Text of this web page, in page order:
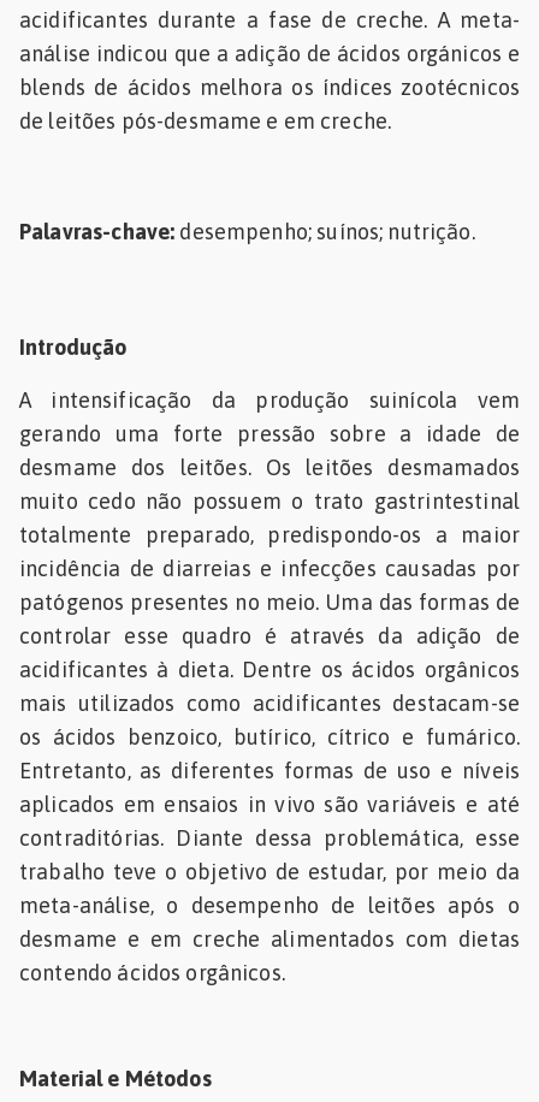
acidificantes durante a fase de creche. A meta-
análise indicou que a adição de ácidos orgánicos e
blends de ácidos melhora os índices zootécnicos
de leitões pós-desmame e em creche.
Palavras-chave: desempenho; suínos; nutrição.
Introdução
A intensificação da produção suinícola vem
gerando uma forte pressão sobre a idade de
desmame dos leitões. Os leitões desmamados
muito cedo não possuem o trato gastrintestinal
totalmente preparado, predispondo-os a maior
incidência de diarreias e infecções causadas por
patógenos presentes no meio. Uma das formas de
controlar esse quadro é através da adição de
acidificantes à dieta. Dentre os ácidos orgânicos
mais utilizados como acidificantes destacam-se
os ácidos benzoico, butírico, cítrico e fumárico.
Entretanto, as diferentes formas de uso e níveis
aplicados em ensaios in vivo são variáveis e até
contraditórias. Diante dessa problemática, esse
trabalho teve o objetivo de estudar, por meio da
meta-análise, o desempenho de leitões após o
desmame e em creche alimentados com dietas
contendo ácidos orgânicos.
Material e Métodos